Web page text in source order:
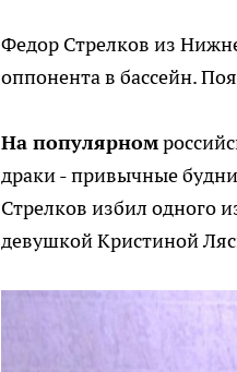
Федор Стрелков из
оппонента в бассейн.
На популярном
драки - привычные
Стрелков избил одного
девушкой Кристиной